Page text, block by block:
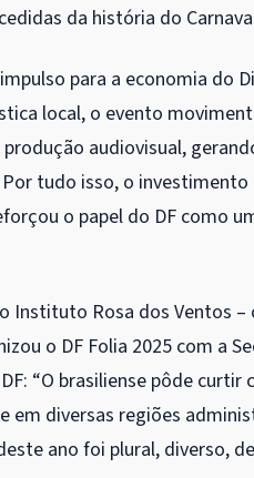
da história do
para a economia do
local, o evento
audiovisual,
tudo isso, o investimento
o papel do DF como
Instituto Rosa dos Ventos –
o DF Folia 2025 com a
“O brasiliense pôde
em diversas regiões
ano foi plural, diverso,